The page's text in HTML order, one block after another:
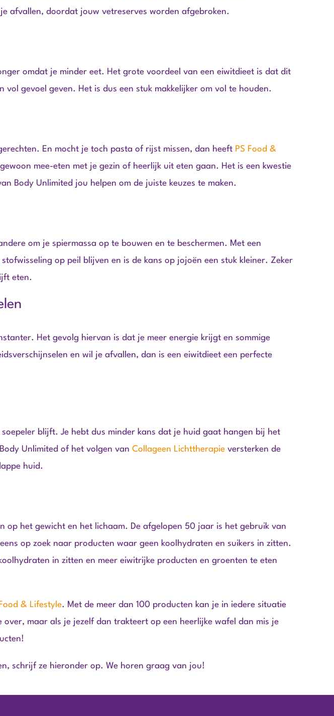
afvallen, doordat jouw vetreserves worden afgebroken.
omdat je minder eet. Het grote voordeel van een eiwitdieet is dat dit
gevoel geven. Het is dus een stuk makkelijker om vol te houden.
En mocht je toch pasta of rijst missen, dan heeft PS Food &
mee-eten met je gezin of heerlijk uit eten gaan. Het is een kwestie
Body Unlimited jou helpen om de juiste keuzes te maken.
om je spiermassa op te bouwen en te beschermen. Met een
op peil blijven en is de kans op jojoën een stuk kleiner. Zeker
eten.
Het gevolg hiervan is dat je meer energie krijgt en sommige
en wil je afvallen, dan is een eiwitdieet een perfecte
blijft. Je hebt dus minder kans dat je huid gaat hangen bij het
Unlimited of het volgen van Collageen Lichttherapieversterken de
huid.
op het gewicht en het lichaam. De afgelopen 50 jaar is het gebruik van
op zoek naar producten waar geen koolhydraten en suikers in zitten.
in zitten en meer eiwitrijke producten en groenten te eten
& Lifestyle. Met de meer dan 100 producten kan je in iedere situatie
maar als je jezelf dan trakteert op een heerlijke wafel dan mis je
schrijf ze hieronder op. We horen graag van jou!